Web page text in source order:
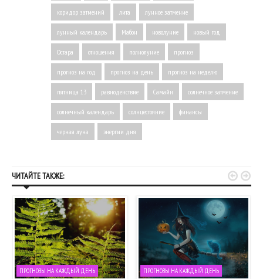
коридор затмений лита лунное затмение
лунный календарь Мабон новолуние новый год
Остара отношения полнолуние прогноз
прогноз на год прогноз на день прогноз на неделю
пятница 13 равноденствие Самайн солнечное затмение
солнечный календарь солнцестояние финансы
черная луна энергии дня
ЧИТАЙТЕ ТАКЖЕ:
ПРОГНОЗЫ НА КАЖДЫЙ ДЕНЬ ПРОГНОЗЫ НА КАЖДЫЙ ДЕНЬ
 